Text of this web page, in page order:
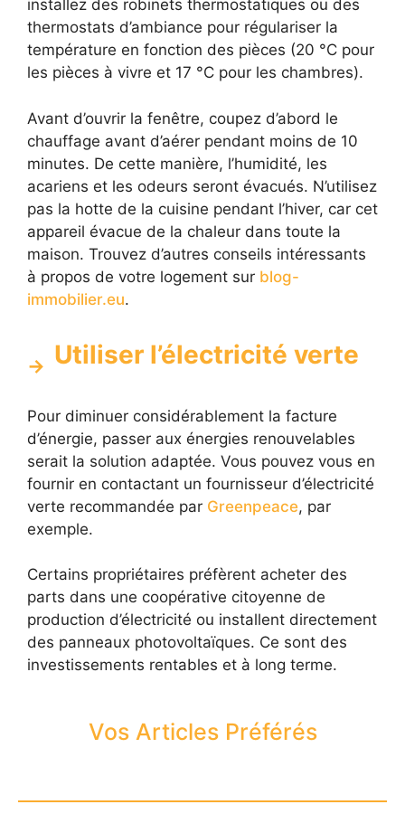
installez des robinets thermostatiques ou des
thermostats d’ambiance pour régulariser la
température en fonction des pièces (20 °C pour
les pièces à vivre et 17 °C pour les chambres).
Avant d’ouvrir la fenêtre, coupez d’abord le
chauffage avant d’aérer pendant moins de 10
minutes. De cette manière, l’humidité, les
acariens et les odeurs seront évacués. N’utilisez
pas la hotte de la cuisine pendant l’hiver, car cet
appareil évacue de la chaleur dans toute la
maison. Trouvez d’autres conseils intéressants
à propos de votre logement sur blog-
immobilier.eu.
Utiliser l’électricité verte
Pour diminuer considérablement la facture
d’énergie, passer aux énergies renouvelables
serait la solution adaptée. Vous pouvez vous en
fournir en contactant un fournisseur d’électricité
verte recommandée par Greenpeace, par
exemple.
Certains propriétaires préfèrent acheter des
parts dans une coopérative citoyenne de
production d’électricité ou installent directement
des panneaux photovoltaïques. Ce sont des
investissements rentables et à long terme.
Vos Articles Préférés